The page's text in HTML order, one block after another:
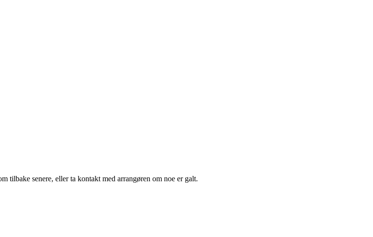
tilbake senere, eller ta kontakt med arrangøren om noe er galt.